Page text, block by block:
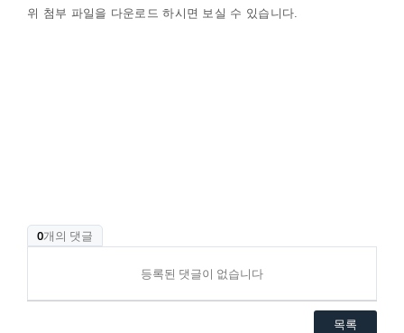
위 첨부 파일을 다운로드 하시면 보실 수 있습니다​​.​​
0개의 댓글
등록된 댓글이 없습니다
목록